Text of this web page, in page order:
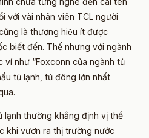
với vài nhân viên TCL người
là thương hiệu ít được
biết đến. Thế nhưng với ngành
ví như “Foxconn của ngành tủ
tủ lạnh, tủ đông lớn nhất
lạnh thường khẳng định vị thế
khi vươn ra thị trường nước